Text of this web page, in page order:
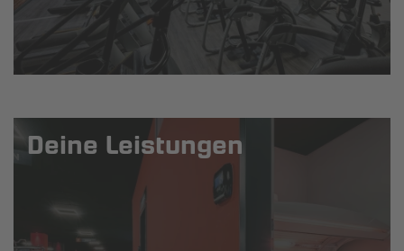
Deine Leistungen